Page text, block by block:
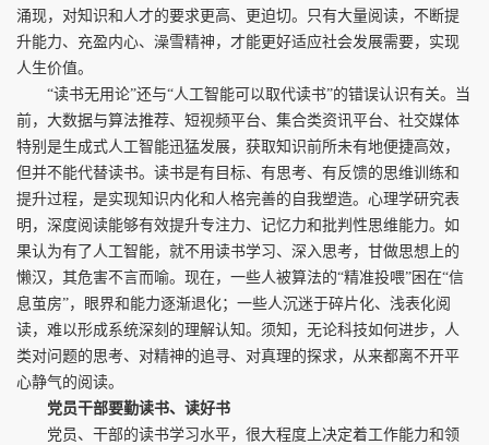
涌现，对知识和人才的要求更高、更迫切。只有大量阅读，不断提
升能力、充盈内心、澡雪精神，才能更好适应社会发展需要，实现
人生价值。
“读书无用论”还与“人工智能可以取代读书”的错误认识有关。当
前，大数据与算法推荐、短视频平台、集合类资讯平台、社交媒体
特别是生成式人工智能迅猛发展，获取知识前所未有地便捷高效，
但并不能代替读书。读书是有目标、有思考、有反馈的思维训练和
提升过程，是实现知识内化和人格完善的自我塑造。心理学研究表
明，深度阅读能够有效提升专注力、记忆力和批判性思维能力。如
果认为有了人工智能，就不用读书学习、深入思考，甘做思想上的
懒汉，其危害不言而喻。现在，一些人被算法的“精准投喂”困在“信
息茧房”，眼界和能力逐渐退化；一些人沉迷于碎片化、浅表化阅
读，难以形成系统深刻的理解认知。须知，无论科技如何进步，人
类对问题的思考、对精神的追寻、对真理的探求，从来都离不开平
心静气的阅读。
党员干部要勤读书、读好书
党员、干部的读书学习水平，很大程度上决定着工作能力和领